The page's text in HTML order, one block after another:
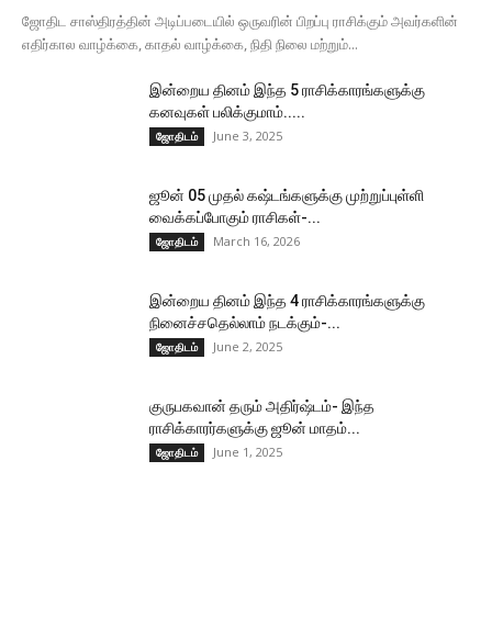
ஜோதிட சாஸ்திரத்தின் அடிப்படையில் ஒருவரின் பிறப்பு ராசிக்கும் அவர்களின்
எதிர்கால வாழ்க்கை, காதல் வாழ்க்கை, நிதி நிலை மற்றும்...
இன்றைய தினம் இந்த 5 ராசிக்காரங்களுக்கு
கனவுகள் பலிக்குமாம்.....
ஜோதிடம் June 3, 2025
ஜூன் 05 முதல் கஷ்டங்களுக்கு முற்றுப்புள்ளி
வைக்கப்போகும் ராசிகள்-...
ஜோதிடம் March 16, 2026
இன்றைய தினம் இந்த 4 ராசிக்காரங்களுக்கு
நினைச்சதெல்லாம் நடக்கும்-...
ஜோதிடம் June 2, 2025
குருபகவான் தரும் அதிர்ஷ்டம்- இந்த
ராசிக்காரர்களுக்கு ஜூன் மாதம்...
ஜோதிடம் June 1, 2025